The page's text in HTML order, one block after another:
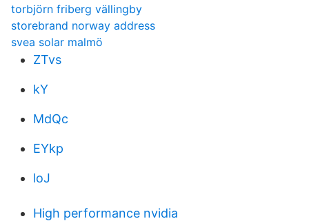
torbjörn friberg vällingby
storebrand norway address
svea solar malmö
ZTvs
kY
MdQc
EYkp
loJ
High performance nvidia